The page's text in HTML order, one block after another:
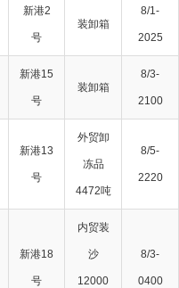
新港2
号
装卸箱
8/1-
2025
新港15
号
装卸箱
8/3-
2100
新港13
号
外贸卸
冻品
4472吨
8/5-
2220
新港18
号
内贸装
沙
12000
8/3-
0400